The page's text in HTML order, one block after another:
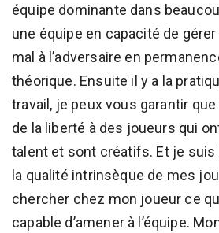
équipe dominante dans
une équipe en capacité de
mal à l’adversaire en
théorique. Ensuite il y a la
travail, je peux vous garantir
de la liberté à des joueurs qui
talent et sont créatifs. Et je suis
la qualité intrinsèque de mes
chercher chez mon joueur ce
capable d’amener à l’équipe.